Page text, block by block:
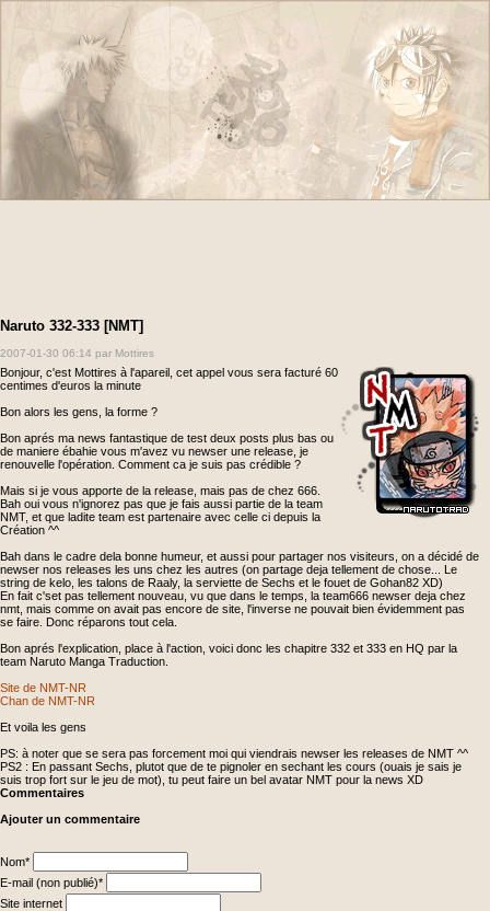
Naruto 332-333 [NMT]
2007-01-30 06:14 par Mottires
Bonjour, c'est Mottires à l'apareil, cet appel vous sera facturé 60
centimes d'euros la minute
Bon alors les gens, la forme ?
Bon aprés ma news fantastique de test deux posts plus bas ou
de maniere ébahie vous m'avez vu newser une release, je
renouvelle l'opération. Comment ca je suis pas crédible ?
Mais si je vous apporte de la release, mais pas de chez 666.
Bah oui vous n'ignorez pas que je fais aussi partie de la team
NMT, et que ladite team est partenaire avec celle ci depuis la
Création ^^
Bah dans le cadre dela bonne humeur, et aussi pour partager nos visiteurs, on a décidé de
newser nos releases les uns chez les autres (on partage deja tellement de chose... Le
string de kelo, les talons de Raaly, la serviette de Sechs et le fouet de Gohan82 XD)
En fait c'set pas tellement nouveau, vu que dans le temps, la team666 newser deja chez
nmt, mais comme on avait pas encore de site, l'inverse ne pouvait bien évidemment pas
se faire. Donc réparons tout cela.
Bon aprés l'explication, place à l'action, voici donc les chapitre 332 et 333 en HQ par la
team Naruto Manga Traduction.
Site de NMT-NR
Chan de NMT-NR
Et voila les gens
PS: à noter que se sera pas forcement moi qui viendrais newser les releases de NMT ^^
PS2 : En passant Sechs, plutot que de te pignoler en sechant les cours (ouais je sais je
suis trop fort sur le jeu de mot), tu peut faire un bel avatar NMT pour la news XD
Commentaires
Ajouter un commentaire
Champ
obligatoire
Nom*
Champ
obligatoire
E-mail (non publié)*
Site internet